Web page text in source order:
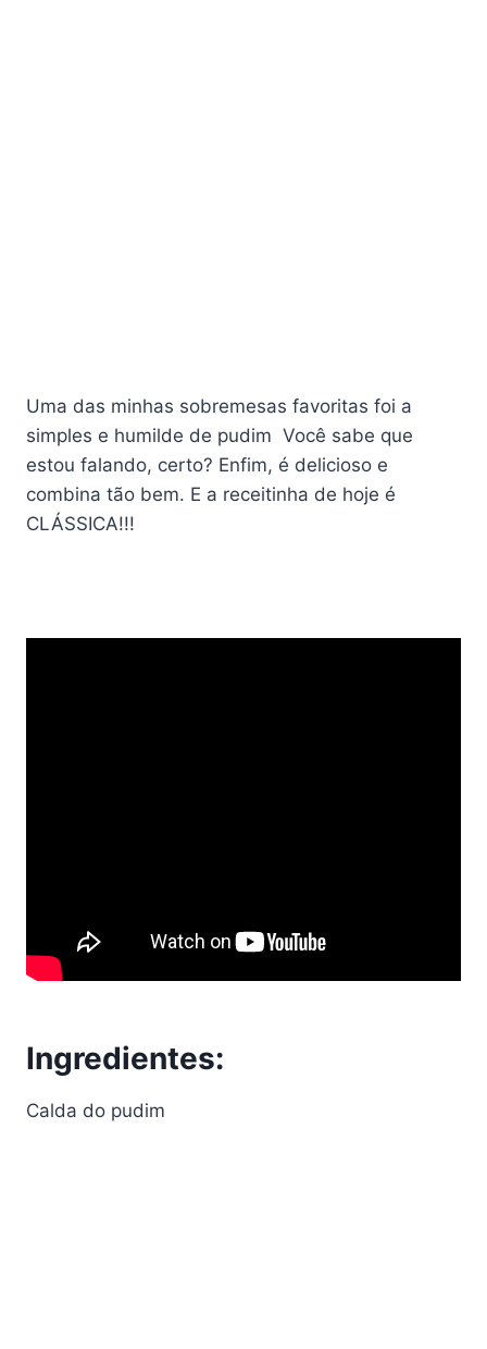
Uma das minhas sobremesas favoritas foi a
simples e humilde de pudim Você sabe que
estou falando, certo? Enfim, é delicioso e
combina tão bem. E a receitinha de hoje é
CLÁSSICA!!!
Ingredientes:
Calda do pudim